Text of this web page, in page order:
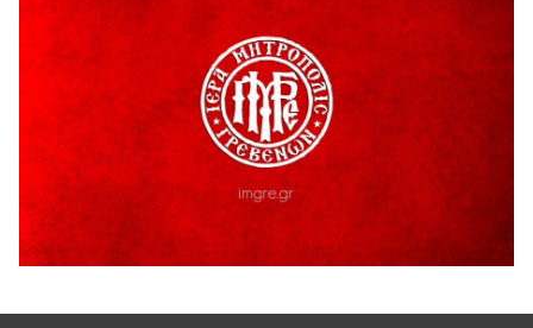
5 Αυγούστου 2026
Ο ΑΝΔΡΕΑΣ ΑΣΛΑΝΙΔΗΣ ΣΥΝΕΧΙΖΕΙ ΣΤΟΝ ΠΡΩΤΕΑ
ΓΡΕΒΕΝΩΝ
5 Αυγούστου 2026
Ευχαριστήριο Εκπολιτιστικού Συλλόγου Ταξιάρχη προς κ.
Παρασχάκη Αθανάσιο
5 Αυγούστου 2026
Διακοπή υδροδότησης του Α΄ κλάδου ύδρευσης
5 Αυγούστου 2026